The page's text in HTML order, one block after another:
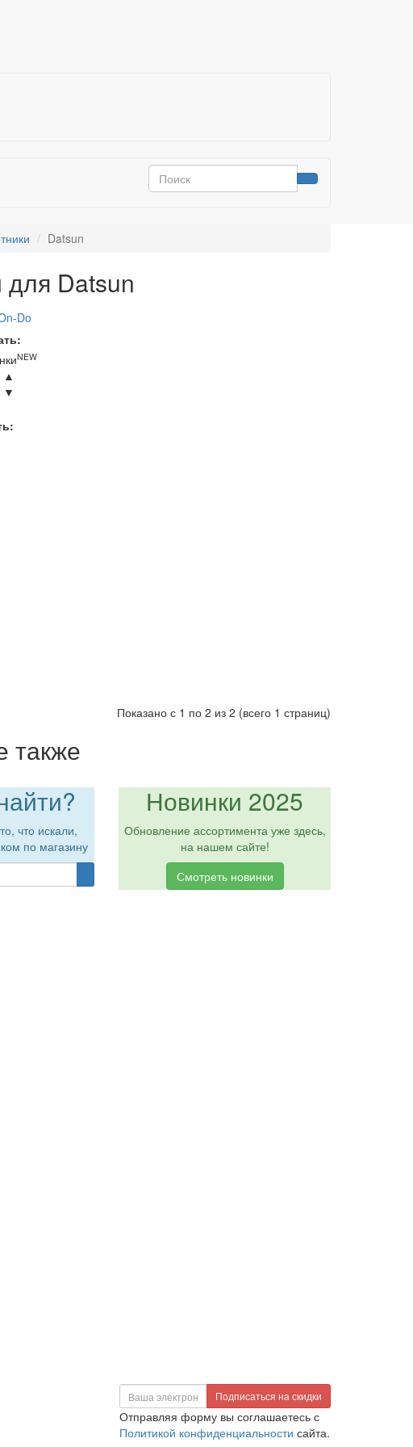
Datsun
для Datsun
Do
NEW
▲
▼
Показано с 1 по 2 из 2 (всего 1 страниц)
также
что искали,
по магазину
Новинки 2025
Обновление ассортимента уже здесь,
на нашем сайте!
Смотреть новинки
Подписаться на скидки
Отправляя форму вы соглашаетесь с
Политикой конфиденциальности сайта.